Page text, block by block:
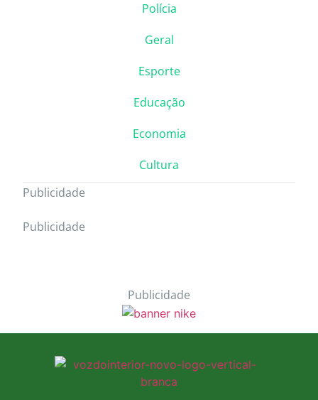
Polícia
Geral
Esporte
Educação
Economia
Cultura
Publicidade
Publicidade
Publicidade